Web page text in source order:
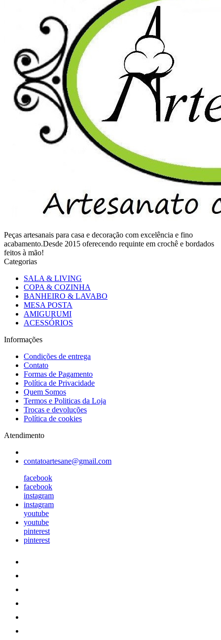
Peças artesanais para casa e decoração com excelência e fino
acabamento.Desde 2015 oferecendo requinte em crochê e bordados
feitos à mão!
Categorias
SALA & LIVING
COPA & COZINHA
BANHEIRO & LAVABO
MESA POSTA
AMIGURUMI
ACESSÓRIOS
Informações
Condições de entrega
Contato
Formas de Pagamento
Política de Privacidade
Quem Somos
Termos e Politicas da Loja
Trocas e devoluções
Política de cookies
Atendimento
contatoartesane@gmail.com
facebook
facebook
instagram
instagram
youtube
youtube
pinterest
pinterest